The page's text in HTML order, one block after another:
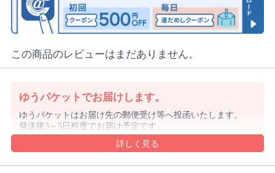
この商品のレビューはまだありません。
ゆうパケットでお届けします。
ゆうパケットはお届け先の郵便受け等へ投函いたします。
発送後3～5日程度でお届け予定です。
沖縄県や離島は1週間前後でのお届け予定となります。
ゆうパケットの規定のサイズを超える購入数の場合や代金